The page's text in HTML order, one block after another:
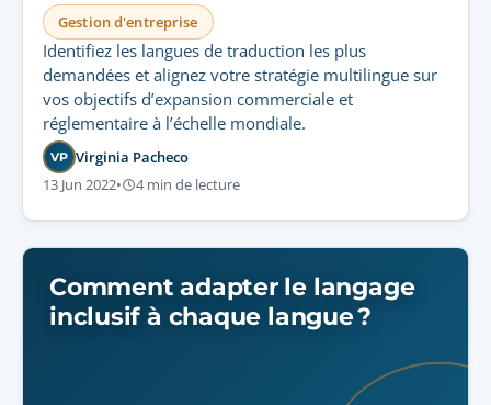
Gestion d'entreprise
Identifiez les langues de traduction les plus
demandées et alignez votre stratégie multilingue sur
vos objectifs d’expansion commerciale et
réglementaire à l’échelle mondiale.
VP Virginia Pacheco
13 Jun 2022• 4 min de lecture
Comment adapter le langage
inclusif à chaque langue ?